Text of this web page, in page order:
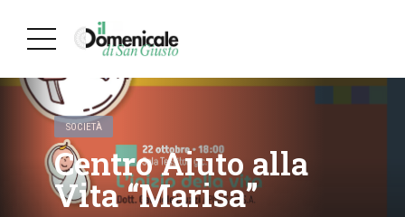
SOCIETÀ
Centro Aiuto alla
Vita “Marisa”